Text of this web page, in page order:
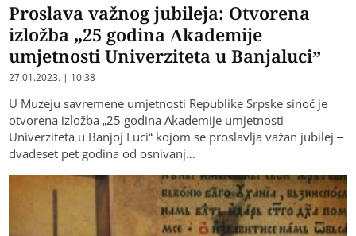
Proslava važnog jubileja: Otvorena
izložba „25 godina Akademije
umjetnosti Univerziteta u Banjaluci”
27.01.2023. | 10:38
U Muzeju savremene umjetnosti Republike Srpske sinoć je
otvorena izložba „25 godina Akademije umjetnosti
Univerziteta u Banjoj Luci“ kojom se proslavlja važan jubilej –
dvadeset pet godina od osnivanj…